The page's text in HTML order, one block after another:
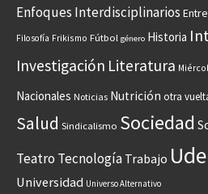
Enfoques Interdisciplinarios
Filosofía Frikismo Fútbol género Historia
Investigación Literatura
Nacionales Noticias Nutrición otra
Salud Sindicalismo Sociedad
Teatro Tecnología Trabajo
Universidad Universo Alternativo